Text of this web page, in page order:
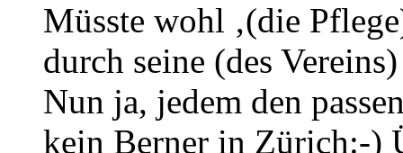
Müsste wohl ‚(die
durch seine (des
Nun ja, jedem den
kein Berner in Zürich:-)